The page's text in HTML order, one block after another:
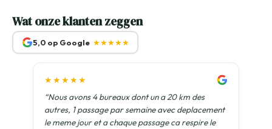
Wat onze klanten zeggen
5,0 op Google ★★★★★
★★★★★
“Nous avons 4 bureaux dont un a 20 km des
autres, 1 passage par semaine avec deplacement
le meme jour et a chaque passage ca respire le